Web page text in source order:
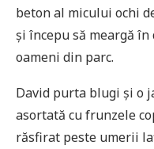
beton al micului ochi
și începu să meargă
oameni din parc.
David purta blugi și o
asortată cu frunzele
răsfirat peste umerii